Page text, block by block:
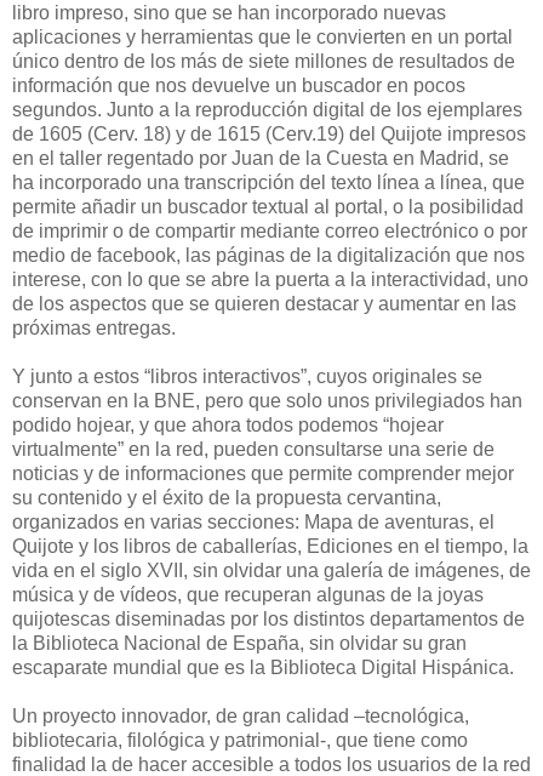
libro impreso, sino que se han incorporado nuevas
aplicaciones y herramientas que le convierten en un portal
único dentro de los más de siete millones de resultados de
información que nos devuelve un buscador en pocos
segundos. Junto a la reproducción digital de los ejemplares
de 1605 (Cerv. 18) y de 1615 (Cerv.19) del Quijote impresos
en el taller regentado por Juan de la Cuesta en Madrid, se
ha incorporado una transcripción del texto línea a línea, que
permite añadir un buscador textual al portal, o la posibilidad
de imprimir o de compartir mediante correo electrónico o por
medio de facebook, las páginas de la digitalización que nos
interese, con lo que se abre la puerta a la interactividad, uno
de los aspectos que se quieren destacar y aumentar en las
próximas entregas.
Y junto a estos “libros interactivos”, cuyos originales se
conservan en la BNE, pero que solo unos privilegiados han
podido hojear, y que ahora todos podemos “hojear
virtualmente” en la red, pueden consultarse una serie de
noticias y de informaciones que permite comprender mejor
su contenido y el éxito de la propuesta cervantina,
organizados en varias secciones: Mapa de aventuras, el
Quijote y los libros de caballerías, Ediciones en el tiempo, la
vida en el siglo XVII, sin olvidar una galería de imágenes, de
música y de vídeos, que recuperan algunas de la joyas
quijotescas diseminadas por los distintos departamentos de
la Biblioteca Nacional de España, sin olvidar su gran
escaparate mundial que es la Biblioteca Digital Hispánica.
Un proyecto innovador, de gran calidad –tecnológica,
bibliotecaria, filológica y patrimonial-, que tiene como
finalidad la de hacer accesible a todos los usuarios de la red